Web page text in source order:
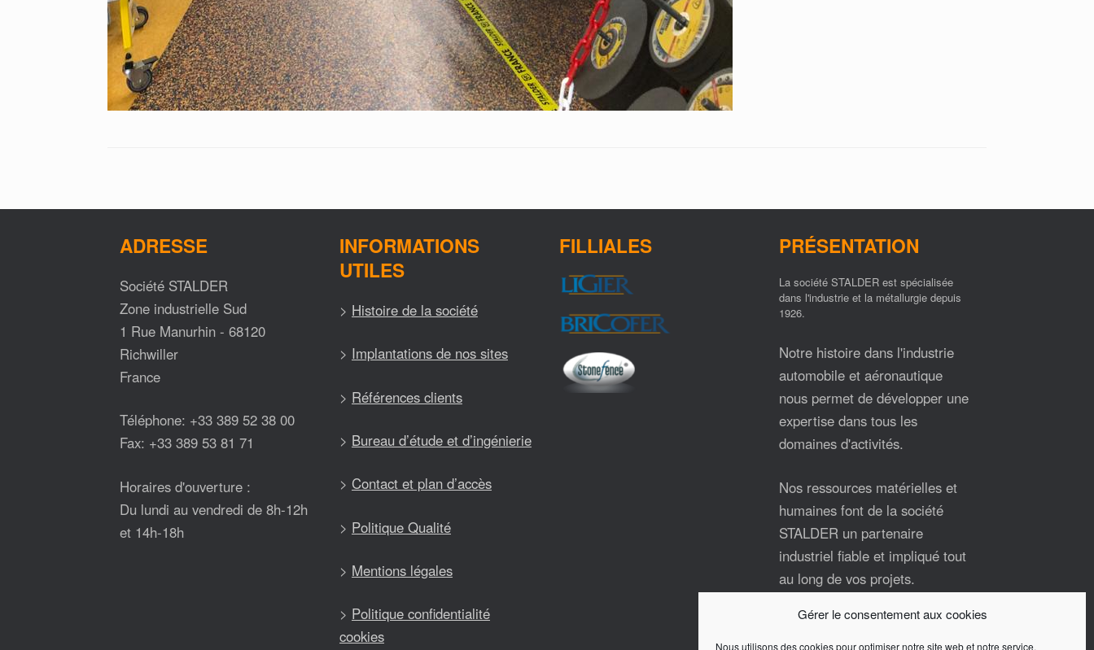
Gérer le consentement aux cookies
Nous utilisons des cookies pour optimiser notre site web et notre service.
ADRESSE
Société STALDER
Zone industrielle Sud
1 Rue Manurhin - 68120
Richwiller
France
Téléphone: +33 389 52 38 00
Fax: +33 389 53 81 71
Horaires d'ouverture :
Du lundi au vendredi de 8h-12h
et 14h-18h
INFORMATIONS
UTILES
> Histoire de la société
> Implantations de nos sites
> Références clients
> Bureau d’étude et d’ingénierie
> Contact et plan d’accès
> Politique Qualité
> Mentions légales
> Politique confidentialité
cookies
FILLIALES PRÉSENTATION
La société STALDER est spécialisée
dans l'industrie et la métallurgie depuis
1926.
Notre histoire dans l'industrie
automobile et aéronautique
nous permet de développer une
expertise dans tous les
domaines d'activités.
Nos ressources matérielles et
humaines font de la société
STALDER un partenaire
industriel fiable et impliqué tout
au long de vos projets.
Contactez-nous pour plus
d'informations.